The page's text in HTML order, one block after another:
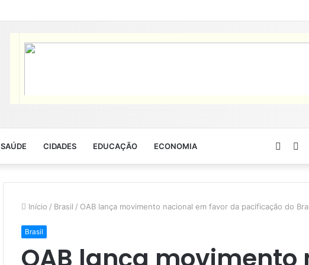
SAÚDE CIDADES EDUCAÇÃO ECONOMIA Artigo
Início / Brasil / OAB lança movimento nacional em favor da pacificação do
Brasil
OAB lança movimento